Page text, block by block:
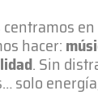
hacer:
. Sin
solo